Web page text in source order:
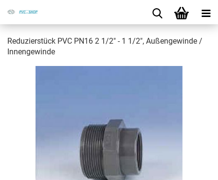
Re­du­zier­stück PVC PN16 2 1/2" - 1 1/2", Au­ßen­ge­win­de /
In­nen­ge­win­de